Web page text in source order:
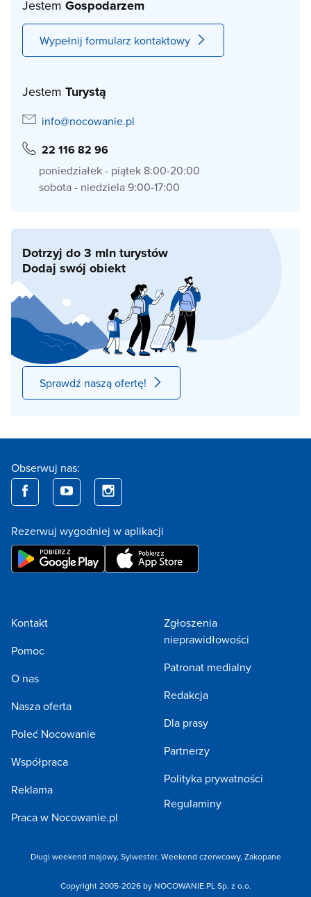
Jestem Gospodarzem
Wypełnij formularz kontaktowy
Jestem Turystą
info@nocowanie.pl
22 116 82 96
poniedziałek - piątek 8:00-20:00
sobota - niedziela 9:00-17:00
Dotrzyj do 3 mln turystów
Dodaj swój obiekt
Sprawdź naszą ofertę!
Obserwuj nas:
Rezerwuj wygodniej w aplikacji
Kontakt
Pomoc
O nas
Nasza oferta
Poleć Nocowanie
Współpraca
Reklama
Praca w Nocowanie.pl
Zgłoszenia
nieprawidłowości
Patronat medialny
Redakcja
Dla prasy
Partnerzy
Polityka prywatności
Regulaminy
Długi weekend majowy, Sylwester, Weekend czerwcowy, Zakopane
Copyright 2005-2026 by NOCOWANIE.PL Sp. z o.o.